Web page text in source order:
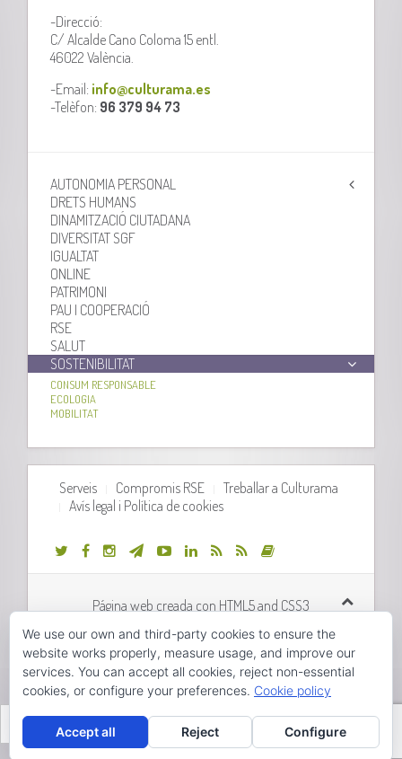
-Direcció:
C/ Alcalde Cano Coloma 15 entl.
46022 València.
-Email: info@culturama.es
-Telèfon: 96 379 94 73
AUTONOMIA PERSONAL
DRETS HUMANS
DINAMITZACIÓ CIUTADANA
DIVERSITAT SGF
IGUALTAT
ONLINE
PATRIMONI
PAU I COOPERACIÓ
RSE
SALUT
SOSTENIBILITAT
CONSUM RESPONSABLE
ECOLOGIA
MOBILITAT
Serveis Compromis RSE
Treballar a Culturama
Avís legal i Política de cookies
Página web creada con HTML5 and CSS3
Desarrollo web realizado porOrix Systems
Hola, pincha aquí para abrir el chat.
Valencià
We use our own and third-party cookies to ensure the
website works properly, measure usage, and improve our
services. You can accept all cookies, reject non-essential
cookies, or configure your preferences. Cookie policy
Accept all Reject Configure